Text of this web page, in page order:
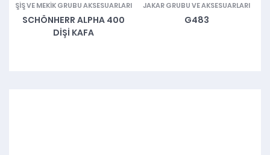
ŞIŞ VE MEKIK GRUBU AKSESUARLARI
SCHÖNHERR ALPHA 400
DIŞI KAFA
JAKAR GRUBU VE AKSESUARLARI
G483